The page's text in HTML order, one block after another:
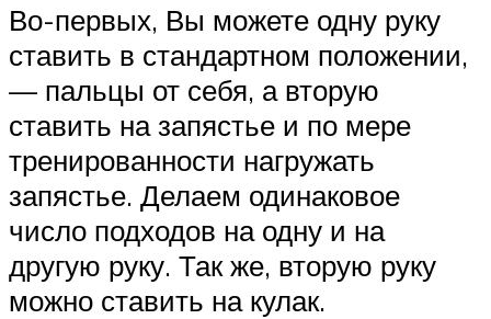
Во-первых, Вы можете одну руку
ставить в стандартном положении,
— пальцы от себя, а вторую
ставить на запястье и по мере
тренированности нагружать
запястье. Делаем одинаковое
число подходов на одну и на
другую руку. Так же, вторую руку
можно ставить на кулак.